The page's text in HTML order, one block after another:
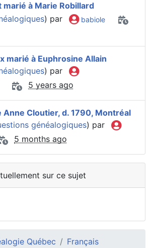
à Marie Robillard
) par babiole
marié à Euphrosine Allain
) par
5 years ago
Anne Cloutier, d. 1790, Montréal
généalogiques) par
5 months ago
sur ce sujet
Québec
Français